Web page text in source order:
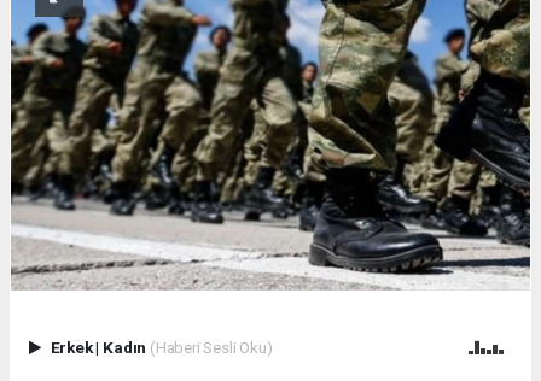
Erkek| Kadın (Haberi Sesli Oku)